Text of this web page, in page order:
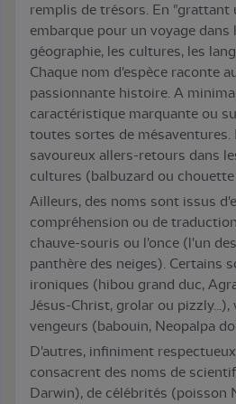
remplis de trésors. En "grattant
embarque pour un voyage dans
géographie, les cultures, les
Chaque nom d'espèce raconte
passionnante histoire. A
caractéristique marquante ou
toutes sortes de mésaventures.
savoureux allers-retours dans
cultures (balbuzard ou
Ailleurs, des noms sont issus
compréhension ou de
chauve-souris ou l'once (l'un
panthère des neiges). Certains
ironiques (hibou grand duc,
Jésus-Christ, grolar ou
vengeurs (babouin, Neopalpa
D'autres, infiniment
consacrent des noms de
Darwin), de célébrités (poisson